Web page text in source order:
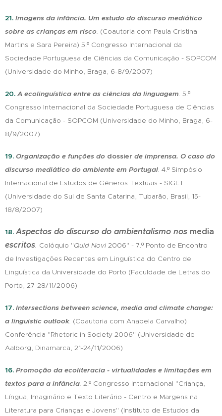
21. Imagens da infância. Um estudo do discurso mediático
sobre as crianças em risco. (Coautoria com Paula Cristina
Martins e Sara Pereira) 5.º Congresso Internacional da
Sociedade Portuguesa de Ciências da Comunicação - SOPCOM
(Universidade do Minho, Braga, 6-8/9/2007)
20. A ecolinguística entre as ciências da linguagem. 5.º
Congresso Internacional da Sociedade Portuguesa de Ciências
da Comunicação - SOPCOM (Universidade do Minho, Braga, 6-
8/9/2007)
19. Organização e funções do dossier de imprensa. O caso do
discurso mediático do ambiente em Portugal. 4.º Simpósio
Internacional de Estudos de Gêneros Textuais - SIGET
(Universidade do Sul de Santa Catarina, Tubarão, Brasil, 15-
18/8/2007)
18. Aspectos do discurso do ambientalismo nos media
escritos. Colóquio "Quid Novi 2006" - 7.º Ponto de Encontro
de Investigações Recentes em Linguística do Centro de
Linguística da Universidade do Porto (Faculdade de Letras do
Porto, 27-28/11/2006)
17. Intersections between science, media and climate change:
a linguistic outlook. (Coautoria com Anabela Carvalho)
Conferência "Rhetoric in Society 2006" (Universidade de
Aalborg, Dinamarca, 21-24/11/2006)
16. Promoção da ecoliteracia - virtualidades e limitações em
textos para a infância. 2.º Congresso Internacional "Criança,
Língua, Imaginário e Texto Literário - Centro e Margens na
Literatura para Crianças e Jovens" (Instituto de Estudos da